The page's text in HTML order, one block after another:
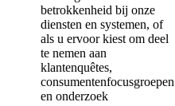
betrokkenheid bij onze
diensten en systemen, of
als u ervoor kiest om deel
te nemen aan
klantenquêtes,
consumentenfocusgroepen
en onderzoek